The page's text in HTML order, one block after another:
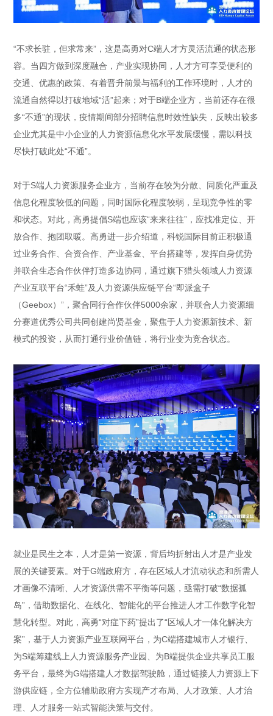
“不求长驻，但求常来”，这是高勇对C端人才方灵活流通的状态形
容。当四方做到深度融合，产业实现协同，人才方可享受便利的
交通、优惠的政策、有着晋升前景与福利的工作环境时，人才的
流通自然得以打破地域“活”起来；对于B端企业方，当前还存在很
多“不通”的现状，疫情期间部分招聘信息时效性缺失，反映出较多
企业尤其是中小企业的人力资源信息化水平发展缓慢，需以科技
尽快打破此处“不通”。
对于S端人力资源服务企业方，当前存在较为分散、同质化严重及
信息化程度较低的问题，同时国际化程度较弱，呈现竞争性的零
和状态。对此，高勇提倡S端也应该“来来往往”，应找准定位、开
放合作、抱团取暖。高勇进一步介绍道，科锐国际目前正积极通
过业务合作、合资合作、产业基金、平台搭建等，发挥自身优势
并联合生态合作伙伴打造多边协同，通过旗下猎头领域人力资源
产业互联平台“禾蛙”及人力资源供应链平台“即派盒子
（Geebox）”，聚合同行合作伙伴5000余家，并联合人力资源细
分赛道优秀公司共同创建尚贤基金，聚焦于人力资源新技术、新
模式的投资，从而打通行业价值链，将行业变为竞合状态。
就业是民生之本，人才是第一资源，背后均折射出人才是产业发
展的关键要素。对于G端政府方，存在区域人才流动状态和所需人
才画像不清晰、人才资源供需不平衡等问题，亟需打破“数据孤
岛”，借助数据化、在线化、智能化的平台推进人才工作数字化智
慧化转型。对此，高勇“对症下药”提出了“区域人才一体化解决方
案”，基于人力资源产业互联网平台，为C端搭建城市人才银行、
为S端筹建线上人力资源服务产业园、为B端提供企业共享员工服
务平台，最终为G端搭建人才数据驾驶舱，通过链接人力资源上下
游供应链，全方位辅助政府方实现产才布局、人才政策、人才治
理、人才服务一站式智能决策与交付。